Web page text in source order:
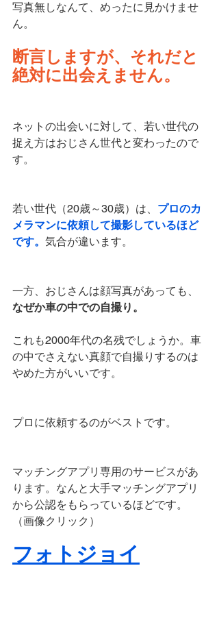
写真無しなんて、めったに見かけませ
ん。
断言しますが、それだと
絶対に出会えません。
ネットの出会いに対して、若い世代の
捉え方はおじさん世代と変わったので
す。
若い世代（20歳～30歳）は、 プロのカ
メラマンに依頼して撮影しているほど
です。 気合が違います。
一方、おじさんは顔写真があっても、
なぜか車の中での自撮り。
これも2000年代の名残でしょうか。車
の中でさえない真顔で自撮りするのは
やめた方がいいです。
プロに依頼するのがベストです。
マッチングアプリ専用のサービスがあ
ります。なんと大手マッチングアプリ
から公認をもらっているほどです。
（画像クリック）
フォトジョイ